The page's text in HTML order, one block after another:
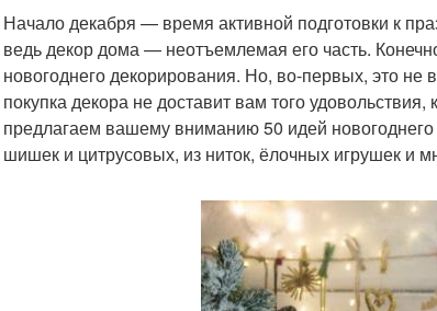
Начало декабря — время активной подготовки к
ведь декор дома — неотъемлемая его часть.
новогоднего декорирования. Но, во-первых, это не
покупка декора не доставит вам того
предлагаем вашему вниманию 50 идей
шишек и цитрусовых, из ниток, ёлочных игрушек и